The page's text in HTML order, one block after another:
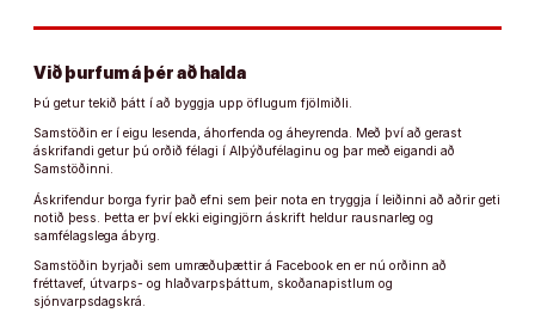
Við þurfum á þér að halda
Þú getur tekið þátt í að byggja upp öflugum fjölmiðli.
Samstöðin er í eigu lesenda, áhorfenda og áheyrenda. Með því að gerast
áskrifandi getur þú orðið félagi í Alþýðufélaginu og þar með eigandi að
Samstöðinni.
Áskrifendur borga fyrir það efni sem þeir nota en tryggja í leiðinni að aðrir geti
notið þess. Þetta er því ekki eigingjörn áskrift heldur rausnarleg og
samfélagslega ábyrg.
Samstöðin byrjaði sem umræðuþættir á Facebook en er nú orðinn að
fréttavef, útvarps- og hlaðvarpsþáttum, skoðanapistlum og
sjónvarpsdagskrá.